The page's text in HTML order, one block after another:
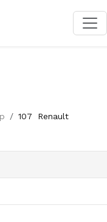
107 Renault